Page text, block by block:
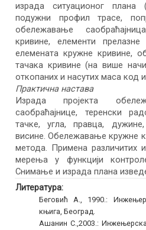
израда ситуационог плана
подужни профил трасе,
обележавање
кривине, елементи
елемената кружне кривине,
тачака кривине (на више
откопаних и насутих маса код
Практична настава
Израда пројекта
саобраћајнице, теренски
тачке, угла, правца,
висине. Обележавање кружне
метода. Примена различитих
мерења у функцији
Снимање и израда плана
Литература:
Беговић А., 1990.:
књига, Београд.
Ашанин С.,2003.: